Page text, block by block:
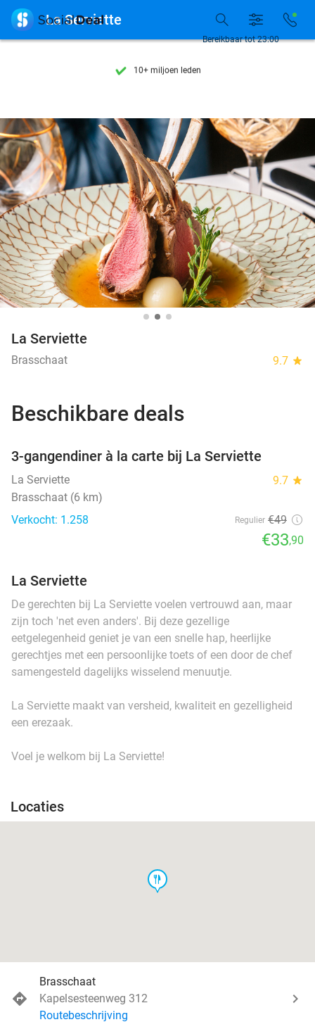
7 dagen per week beschikbaar
10+ miljoen leden
7 dagen per week beschikbaar
10+ miljoen leden
Bereikbaar tot 23:00
 La Serviette
La Serviette
Brasschaat 9.7 star
Beschikbare deals
3-gangendiner à la carte bij La Serviette
La Serviette 9.7 star
Brasschaat (6 km)
Verkocht: 1.258
Regulier €49
€33,90
La Serviette
De gerechten bij La Serviette voelen vertrouwd aan, maar
zijn toch 'net even anders'. Bij deze gezellige
eetgelegenheid geniet je van een snelle hap, heerlijke
gerechtjes met een persoonlijke toets of een door de chef
samengesteld dagelijks wisselend menuutje.
La Serviette maakt van versheid, kwaliteit en gezelligheid
een erezaak.
Voel je welkom bij La Serviette!
Locaties
food
Brasschaat
Kapelsesteenweg 312
Routebeschrijving